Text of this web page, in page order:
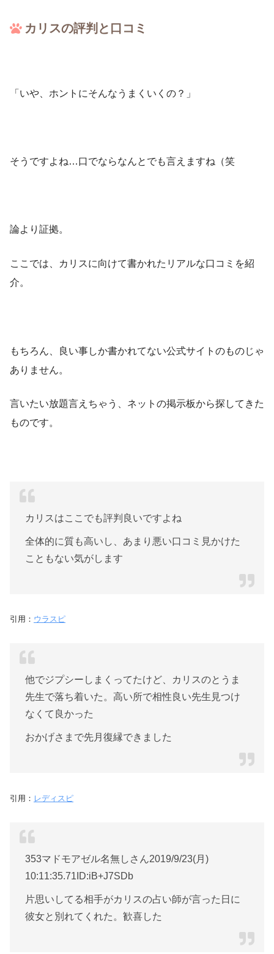
カリスの評判と口コミ
「いや、ホントにそんなうまくいくの？」
そうですよね…口でならなんとでも言えますね（笑
論より証拠。
ここでは、カリスに向けて書かれたリアルな口コミを紹
介。
もちろん、良い事しか書かれてない公式サイトのものじゃ
ありません。
言いたい放題言えちゃう、ネットの掲示板から探してきた
ものです。
カリスはここでも評判良いですよね
全体的に質も高いし、あまり悪い口コミ見かけた
こともない気がします
引用： ウラスピ
他でジプシーしまくってたけど、カリスのとうま
先生で落ち着いた。高い所で相性良い先生見つけ
なくて良かった
おかげさまで先月復縁できました
引用： レディスピ
353マドモアゼル名無しさん2019/9/23(月)
10:11:35.71ID:iB+J7SDb
片思いしてる相手がカリスの占い師が言った日に
彼女と別れてくれた。歓喜した